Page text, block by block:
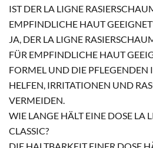
IST DER LA LIGNE
EMPFINDLICHE HAUT
JA, DER LA LIGNE
FÜR EMPFINDLICHE HAUT
FORMEL UND DIE PFLEGENDEN
HELFEN, IRRITATIONEN UND
VERMEIDEN.
WIE LANGE HÄLT EINE DOSE LA
CLASSIC?